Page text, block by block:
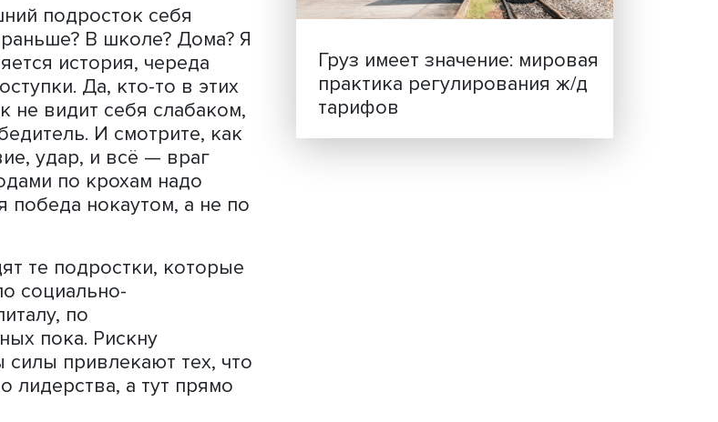
себя, обрести себя,
свое собственное «я». Тут
как бабочка из кокона,
что-то новое, не бывшее
саги о Гарри Поттере
обычного человека, волшебник
мгновенно приводили к
человек жил в скучном
подросток себя
был раньше? В школе? Дома? Я
история, череда
поступки. Да, кто-то в этих
завершилась летняя